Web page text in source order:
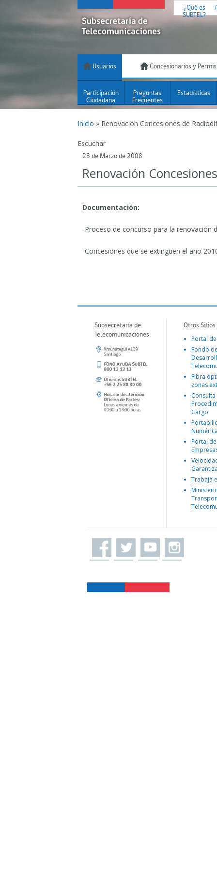
¿Qué es
SUBTEL?
Usuarios Concesionarios y
Participación
Ciudadana
Preguntas
Frecuentes
Estadísticas
Inicio » Renovación Concesiones de
Escuchar
28 de Marzo de 2008
Renovación
Documentación:
-Proceso de concurso para la renovación
-Concesiones que se extinguen el año
Subsecretaría de
Telecomunicaciones
Otros
Portal
Fondo
Fibra
zonas
Consulta
Cargo
Portal
Trabaja